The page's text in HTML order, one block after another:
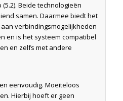
Beide technologieën
samen. Daarmee biedt het
verbindingsmogelijkheden
en is het systeem compatibel
en zelfs met andere
eenvoudig. Moeiteloos
Hierbij hoeft er geen